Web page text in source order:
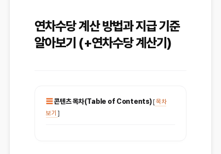
연차수당 계산 방법과 지급 기준
알아보기 (+연차수당 계산기)
콘텐츠 목차(Table of Contents)[목차
보기 ]